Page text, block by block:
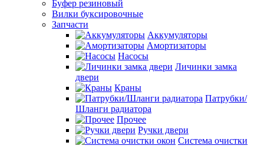
Буфер резиновый
Вилки буксировочные
Запчасти
Аккумуляторы
Амортизаторы
Насосы
Личинки замка
двери
Краны
Патрубки/
Шланги радиатора
Прочее
Ручки двери
Система очистки